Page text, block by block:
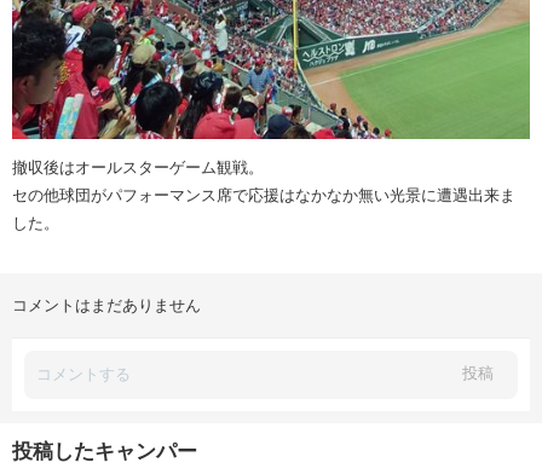
撤収後はオールスターゲーム観戦。
セの他球団がパフォーマンス席で応援はなかなか無い光景に遭遇出来ま
した。
コメントはまだありません
投稿
投稿したキャンパー